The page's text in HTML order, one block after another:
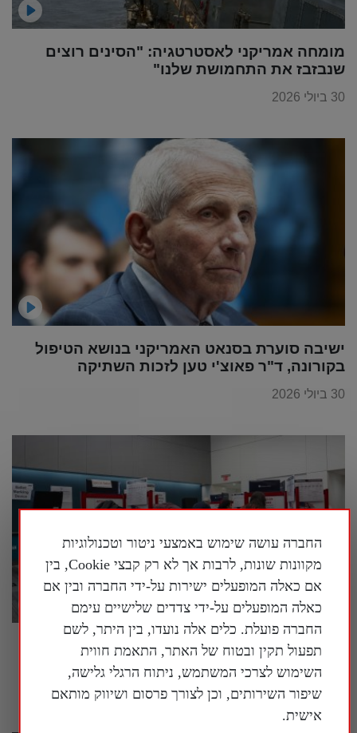
מומחה אמריקני לאסטרטגיה: "הסינים רוצים
שנבזבז את התחמושת שלנו"
30 ביולי 2026
ישיבה סוערת בסנאט האמריקני בנושא הטיפול
בקורונה, ד"ר פאוצ'י טען לזכות השתיקה
30 ביולי 2026
בארה"ב נחשף עוד ועוד מידע על המעורבות של
המשטר הסיני במדינה
החברה עושה שימוש באמצעי ניטור וטכנולוגיות
מקוונות שונות, לרבות אך לא רק קבצי Cookie, בין
אם כאלה המופעלים ישירות על-ידי החברה ובין אם
כאלה המופעלים על-ידי צדדים שלישיים עימם
החברה פועלת. כלים אלה נועדו, בין היתר, לשם
תפעול תקין ובטוח של האתר, התאמת חווית
השימוש לצרכי המשתמש, ניתוח הרגלי גלישה,
שיפור השירותים, וכן לצורך פרסום ושיווק מותאם
אישית.